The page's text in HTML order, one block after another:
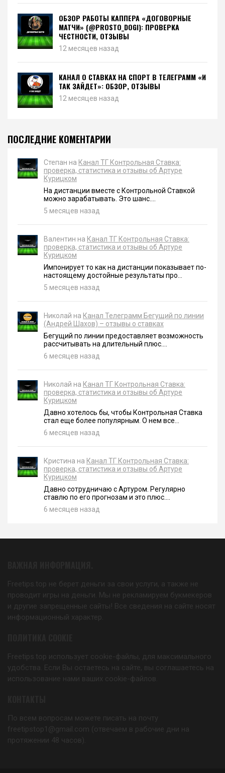
ОБЗОР РАБОТЫ КАППЕРА «ДОГОВОРНЫЕ
МАТЧИ» (@PROSTO_DOGI): ПРОВЕРКА
ЧЕСТНОСТИ, ОТЗЫВЫ
12 месяцев назад
КАНАЛ О СТАВКАХ НА СПОРТ В ТЕЛЕГРАММ «И
ТАК ЗАЙДЕТ»: ОБЗОР, ОТЗЫВЫ
12 месяцев назад
ПОСЛЕДНИЕ КОМЕНТАРИИ
Степан на Канал ТГ Контрольная Ставка:
проверка, статистика и отзывы об Артуре
Курицком
На дистанции вместе с Контрольной Ставкой
можно зарабатывать. Это шанс....
5 месяцев назад
Валентин на Канал ТГ Контрольная Ставка:
проверка, статистика и отзывы об Артуре
Курицком
Импонирует то как на дистанции показывает по-
настоящему достойные результаты про...
5 месяцев назад
Николай на Канал Телеграмм Бегущий по линии
(Андрей Шахов) – отзывы о ставках
Бегущий по линии предоставляет возможность
рассчитывать на длительный плюс....
6 месяцев назад
Николай на Канал ТГ Контрольная Ставка:
проверка, статистика и отзывы об Артуре
Курицком
Давно хотелось бы, чтобы Контрольная Ставка
стал еще более популярным. О нем все...
6 месяцев назад
Кристина на Канал ТГ Контрольная Ставка:
проверка, статистика и отзывы об Артуре
Курицком
Давно сотрудничаю с Артуром. Регулярно
ставлю по его прогнозам и это плюс....
6 месяцев назад
Freetips.top не берет деньги за свои услуги, а также не
проводит игры на деньги. Мы не рекламируем букмекеров
и другие запрещенные сайты! Все сведения на сайте носят
информационный характер.
Freetips.top использует cookie-файлы, для максимального
удобства. Если Вы остаетесь на сайте, вы соглашаетесь на
использование нами ваших cookie-файлов.
По всем вопросам можете писать на почту
freetipstop1@gmail.com (отвечаем в рабочие дни на
протяжении 48 часов).